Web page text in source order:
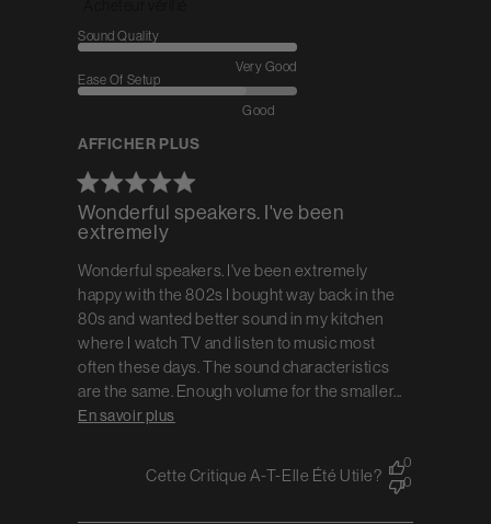
Wonderful speakers. I've been
extremely
Wonderful speakers. I've been extremely
happy with the 802s I bought way back in the
80s and wanted better sound in my kitchen
where I watch TV and listen to music most
often these days. The sound characteristics
are the same. Enough volume for the smaller...
En savoir plus
Sound Quality
Very Good
Ease Of Setup
Good
AFFICHER PLUS
Cette Critique A-T-Elle Été Utile?
0
0